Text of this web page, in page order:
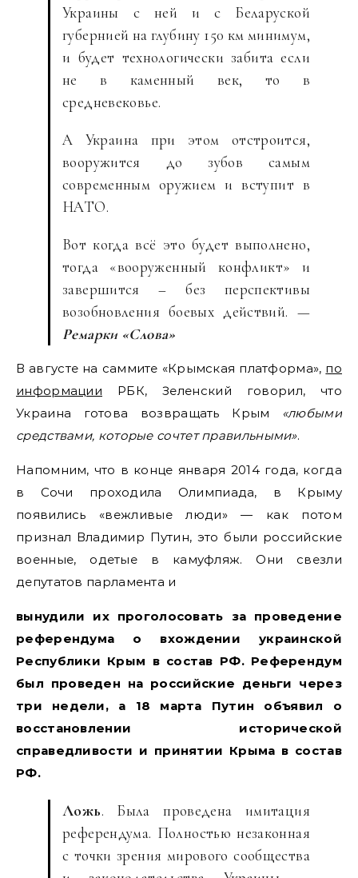
Украины с ней и с Беларуской
губернией на глубину 150 км минимум,
и будет технологически забита если
не в каменный век, то в
средневековье.
А Украина при этом отстроится,
вооружится до зубов самым
современным оружием и вступит в
НАТО.
Вот когда всё это будет выполнено,
тогда «вооруженный конфликт» и
завершится – без перспективы
возобновления боевых действий. —
Ремарки «Слова»
В августе на саммите «Крымская платформа», по
информации РБК, Зеленский говорил, что
Украина готова возвращать Крым
«любыми
средствами, которые сочтет правильными».
Напомним, что в конце января 2014 года, когда
в Сочи проходила Олимпиада, в Крыму
появились «вежливые люди» — как потом
признал Владимир Путин, это были российские
военные, одетые в камуфляж. Они свезли
депутатов парламента и
вынудили их проголосовать за проведение
референдума о вхождении украинской
Республики Крым в состав РФ. Референдум
был проведен на российские деньги через
три недели, а 18 марта Путин объявил о
восстановлении исторической
справедливости и принятии Крыма в состав
РФ.
Ложь. Была проведена имитация
референдума. Полностью незаконная
с точки зрения мирового сообщества